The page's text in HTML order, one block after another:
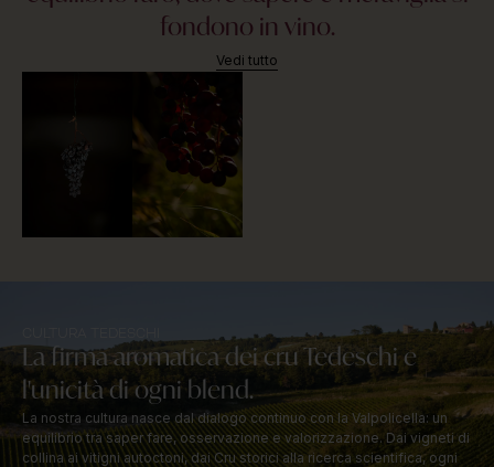
fondono in vino.
Vedi tutto
La firma aromatica dei cru Tedeschi e
l'unicità di ogni blend.
La nostra cultura nasce dal dialogo continuo con la Valpolicella: un
equilibrio tra saper fare, osservazione e valorizzazione. Dai vigneti di
collina ai vitigni autoctoni, dai Cru storici alla ricerca scientifica, ogni